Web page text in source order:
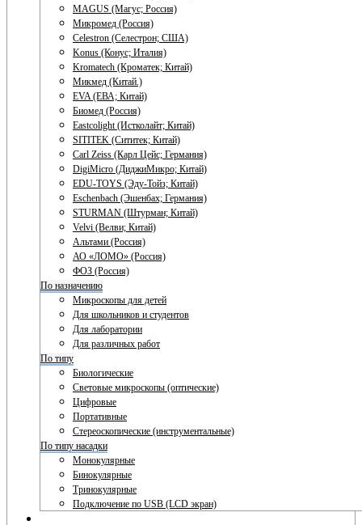
MAGUS (Магус; Россия)
Микромед (Россия)
Celestron (Селестрон; США)
Konus (Конус; Италия)
Kromatech (Кроматек; Китай)
Микмед (Китай.)
EVA (ЕВА; Китай)
Биомед (Россия)
Eastcolight (Истколайт; Китай)
SITITEK (Сититек; Китай)
Carl Zeiss (Карл Цейс; Германия)
DigiMicro (ДиджиМикро; Китай)
EDU-TOYS (Эду-Тойз; Китай)
Eschenbach (Эшенбах; Германия)
STURMAN (Штурман; Китай)
Velvi (Велви; Китай)
Альтами (Россия)
АО «ЛОМО» (Россия)
ФОЗ (Россия)
По назначению
Микроскопы для детей
Для школьников и студентов
Для лаборатории
Для различных работ
По типу
Биологические
Световые микроскопы (оптические)
Цифровые
Портативные
Стереоскопические (инструментальные)
По типу насадки
Монокулярные
Бинокулярные
Тринокулярные
Подключение по USB (LCD экран)